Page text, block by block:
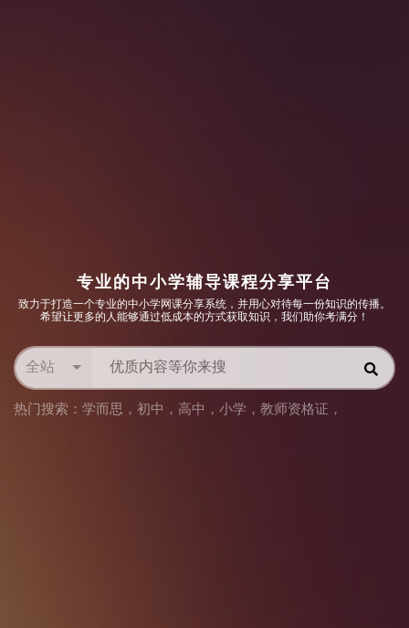
专业的中小学辅导课程分享平台
致力于打造一个专业的中小学网课分享系统，并用心对待每一份知识的传播。
希望让更多的人能够通过低成本的方式获取知识，我们助你考满分！
全站
热门搜索： 学而思 ， 初中 ， 高中 ， 小学 ， 教师资格证 ，